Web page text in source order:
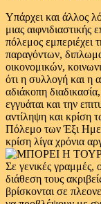
Υπάρχει και άλλος
μιας
πόλεμος εμπεριέχει
παραγόντων,
οικονομικών,
ότι η συλλογή και η
αδιάκοπη
εγγυάται και την
αντίληψη και κρίση
Πόλεμο των Έξι
κρίση λίγα χρόνια
Σε γενικές γραμμές,
διάθεση τους
βρίσκονται σε